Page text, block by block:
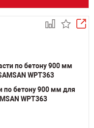
бетону 900 мм для
WPT363